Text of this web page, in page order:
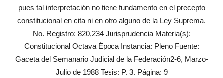
pues tal interpretación no tiene fundamento en el precepto
constitucional en cita ni en otro alguno de la Ley Suprema.
No. Registro: 820,234 Jurisprudencia Materia(s):
Constitucional Octava Época Instancia: Pleno Fuente:
Gaceta del Semanario Judicial de la Federación2-6, Marzo-
Julio de 1988 Tesis: P. 3. Página: 9